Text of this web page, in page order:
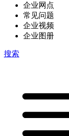
企业网点
常见问题
企业视频
企业图册
搜索